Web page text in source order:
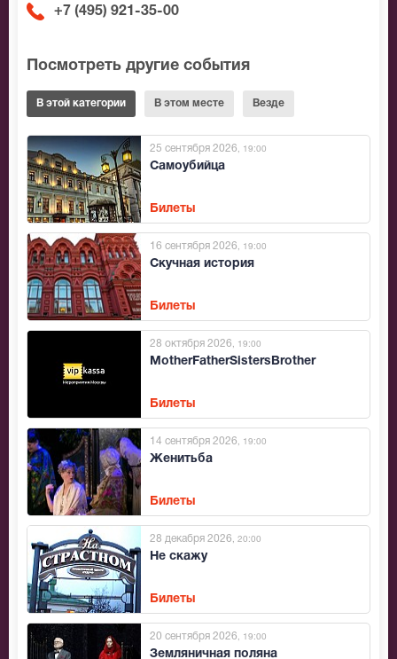
+7 (495) 921-35-00
Посмотреть другие события
В этой категории В этом месте Везде
Самоубийца
25 сентября 2026 , 19:00
Билеты
Скучная история
16 сентября 2026 , 19:00
Билеты
MotherFatherSistersBrother
28 октября 2026 , 19:00
Билеты
Женитьба
14 сентября 2026 , 19:00
Билеты
Не скажу
28 декабря 2026 , 20:00
Билеты
Земляничная поляна
20 сентября 2026 , 19:00